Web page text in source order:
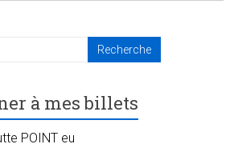
à mes billets
POINT eu